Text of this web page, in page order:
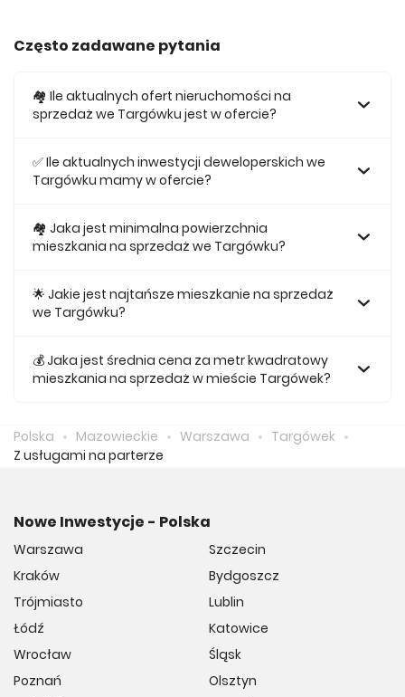
Często zadawane pytania
🏘️ Ile aktualnych ofert nieruchomości na
sprzedaż we Targówku jest w ofercie?
Targówku.
✅ Ile aktualnych inwestycji deweloperskich we
Targówku mamy w ofercie?
we Targówku.
🏘 Jaka jest minimalna powierzchnia
mieszkania na sprzedaż we Targówku?
Targówku jest 27,97.
🌟 Jakie jest najtańsze mieszkanie na sprzedaż
we Targówku?
ofercie kosztuje 496 462 zł.
💰 Jaka jest średnia cena za metr kwadratowy
mieszkania na sprzedaż w mieście Targówek?
Polska Mazowieckie Warszawa
Targówek
Z usługami na parterze
Nowe Inwestycje - Polska
Warszawa
Kraków
Trójmiasto
Łódź
Wrocław
Poznań
Szczecin
Bydgoszcz
Lublin
Katowice
Śląsk
Olsztyn